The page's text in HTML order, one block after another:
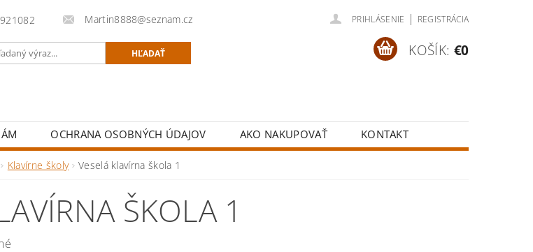
Martin8888@seznam.cz PRIHLÁSENIE | REGISTRÁCIA
KOŠÍK: €0
OCHRANA OSOBNÝCH ÚDAJOV AKO NAKUPOVAŤ KONTAKT
Klavírne školy Veselá klavírna škola 1
ŠKOLA 1